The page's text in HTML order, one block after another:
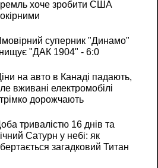
хоче зробити США
суперник "Динамо"
"ДАК 1904" - 6:0
на авто в Канаді падають,
вживані електромобілі
дорожчають
тривалістю 16 днів та
Сатурн у небі: як
загадковий Титан